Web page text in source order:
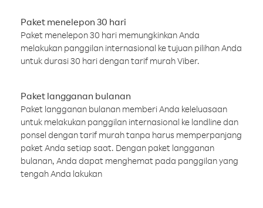
Paket menelepon 30 hari
Paket menelepon 30 hari memungkinkan Anda
melakukan panggilan internasional ke tujuan pilihan Anda
untuk durasi 30 hari dengan tarif murah Viber.
Paket langganan bulanan
Paket langganan bulanan memberi Anda keleluasaan
untuk melakukan panggilan internasional ke landline dan
ponsel dengan tarif murah tanpa harus memperpanjang
paket Anda setiap saat. Dengan paket langganan
bulanan, Anda dapat menghemat pada panggilan yang
tengah Anda lakukan